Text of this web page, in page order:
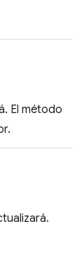
El método